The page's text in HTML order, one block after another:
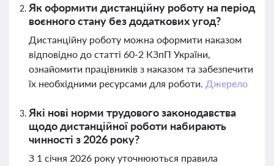
Як оформити дистанційну роботу на період
воєнного стану без додаткових угод?
Дистанційну роботу можна оформити наказом
відповідно до статті 60-2 КЗпП України,
ознайомити працівників з наказом та забезпечити
їх необхідними ресурсами для роботи. Джерело
Які нові норми трудового законодавства
щодо дистанційної роботи набирають
чинності з 2026 року?
З 1 січня 2026 року уточнюються правила